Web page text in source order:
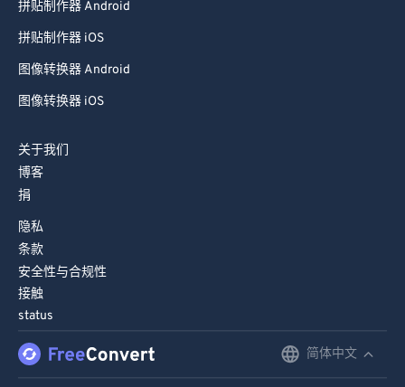
拼贴制作器 Android
拼贴制作器 iOS
图像转换器 Android
图像转换器 iOS
关于我们
博客
捐
隐私
条款
安全性与合规性
接触
status
简体中文